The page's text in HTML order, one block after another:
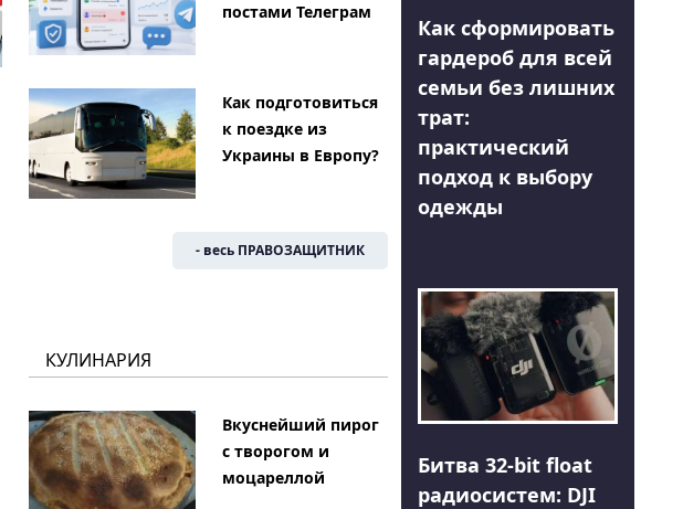
постами Телеграм
Как подготовиться
к поездке из
Украины в Европу?
- весь ПРАВОЗАЩИТНИК
КУЛИНАРИЯ
Вкуснейший пирог
с творогом и
моцареллой
Как сформировать
гардероб для всей
семьи без лишних
трат:
практический
подход к выбору
одежды
Битва 32-bit float
радиосистем: DJI